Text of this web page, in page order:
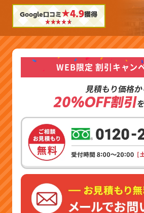
Google口コミ★4.9獲得
WEB限定 割引キャン
見積もり価格か
20%OFF割引